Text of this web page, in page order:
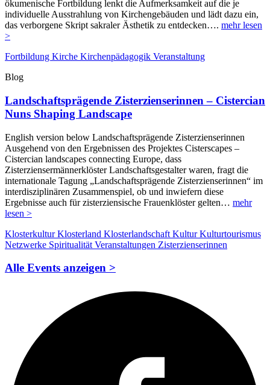
ökumenische Fortbildung lenkt die Aufmerksamkeit auf die je
individuelle Ausstrahlung von Kirchengebäuden und lädt dazu ein,
das verborgene Skript sakraler Ästhetik zu entdecken…. mehr lesen
>
Fortbildung Kirche Kirchenpädagogik Veranstaltung
Blog
Landschaftsprägende Zisterzienserinnen – Cistercian
Nuns Shaping Landscape
English version below Landschaftsprägende Zisterzienserinnen
Ausgehend von den Ergebnissen des Projektes Cisterscapes –
Cistercian landscapes connecting Europe, dass
Zisterziensermännerklöster Landschaftsgestalter waren, fragt die
internationale Tagung „Landschaftsprägende Zisterzienserinnen“ im
interdisziplinären Zusammenspiel, ob und inwiefern diese
Ergebnisse auch für zisterziensische Frauenklöster gelten… mehr
lesen >
KlosterkulturKlosterland Klosterlandschaft KulturKulturtourismus
Netzwerke Spiritualität Veranstaltungen Zisterzienserinnen
Alle Events anzeigen >